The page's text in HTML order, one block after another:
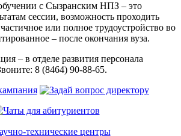
с Сызранским НПЗ – это
сессии, возможность проходить
или полное трудоустройство во
– после окончания вуза.
– в отделе развития персонала
8 (8464) 90-88-65.